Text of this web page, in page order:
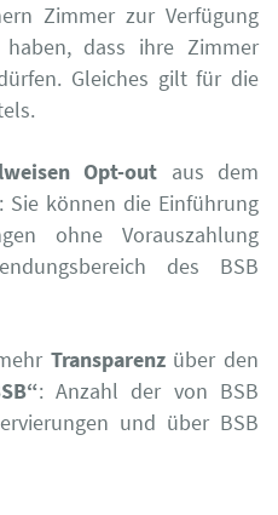
Zimmer zur Verfügung
dass ihre Zimmer
Gleiches gilt für die
Opt-out aus dem
: Sie können die Einführung
ohne Vorauszahlung
des BSB
Transparenzüber den
: Anzahl der von BSB
und über BSB